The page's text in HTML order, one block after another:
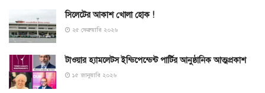
সিলেটের আকাশ খোলা হোক !
২৫ ফেব্রুয়ারি ২০২৬
টাওয়ার হ্যামলেটস ইন্ডিপেন্ডেন্ট পার্টির আনুষ্ঠানিক আত্মপ্রকাশ
১৫ জানুয়ারি ২০২৬